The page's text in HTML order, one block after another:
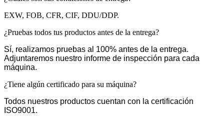
EXW, FOB, CFR, CIF, DDU/DDP.
¿Pruebas todos tus productos antes de la entrega?
Sí, realizamos pruebas al 100% antes de la entrega.
Adjuntaremos nuestro informe de inspección para cada
máquina.
¿Tiene algún certificado para su máquina?
Todos nuestros productos cuentan con la certificación
ISO9001.